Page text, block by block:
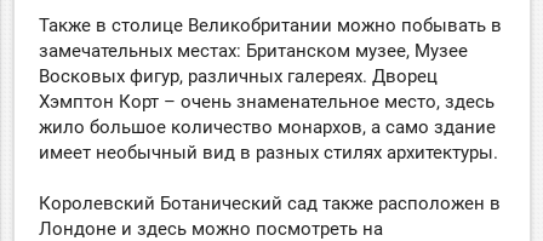
Также в столице Великобритании можно побывать в
замечательных местах: Британском музее, Музее
Восковых фигур, различных галереях. Дворец
Хэмптон Корт – очень знаменательное место, здесь
жило большое количество монархов, а само здание
имеет необычный вид в разных стилях архитектуры.
Королевский Ботанический сад также расположен в
Лондоне и здесь можно посмотреть на